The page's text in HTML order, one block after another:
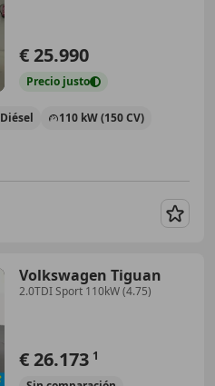
€ 25.990
Precio justo
Diésel 110 kW (150 CV)
Volkswagen Tiguan
2.0TDI Sport 110kW (4.75)
€ 26.173 1